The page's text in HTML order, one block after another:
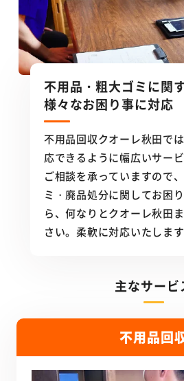
不用品・粗大ゴミに関
様々なお困り事に対応
不用品回収クオーレ秋田で
応できるように幅広いサー
ご相談を承っていますので
ミ・廃品処分に関してお困
ら、何なりとクオーレ秋田
さい。柔軟に対応いたします
主なサービ
不用品回